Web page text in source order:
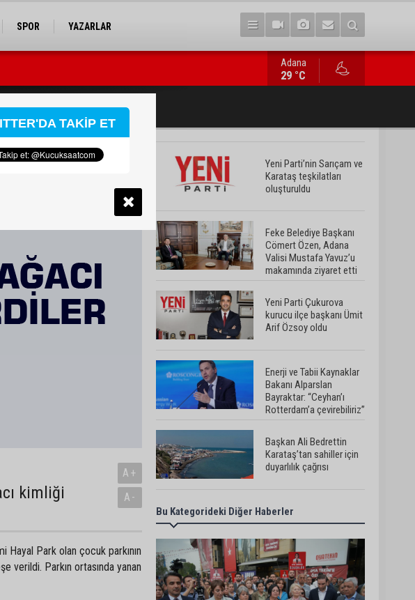
SPOR YAZARLAR
Yeni Parti Çukurova kurucu ilçe başkanı Ümit Arif Özsoy oldu
Adana
29 °C
kimliği
A+
A-
Hayal Park olan çocuk parkının
verildi. Parkın ortasında yanan
Yeni Parti’nin Sarıçam ve
Karataş teşkilatları
oluşturuldu
Feke Belediye Başkanı
Cömert Özen, Adana
Valisi Mustafa Yavuz’u
makamında ziyaret etti
Yeni Parti Çukurova
kurucu ilçe başkanı Ümit
Arif Özsoy oldu
Enerji ve Tabii Kaynaklar
Bakanı Alparslan
Bayraktar: “Ceyhan’ı
Rotterdam’a çevirebiliriz”
Başkan Ali Bedrettin
Karataş’tan sahiller için
duyarlılık çağrısı
MHP Adana İl Başkanı
Hakan Yıldırım:
“Liderimize dil uzatmak
sizin haddinize değildir”
Adanalı 13 yaşındaki Ela
Nur şelalede hayatını
Bu Kategorideki Diğer Haberler
TAKİP ET